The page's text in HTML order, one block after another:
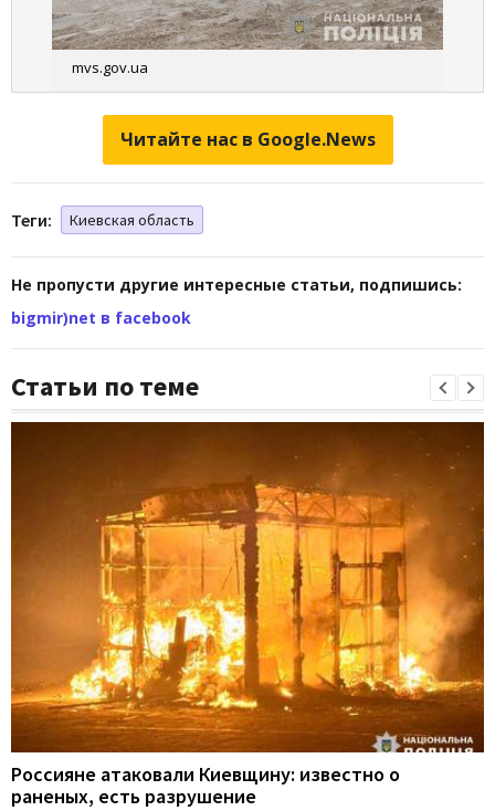
mvs.gov.ua
Читайте нас в Google.News
Теги: Киевская область
Не пропусти другие интересные статьи, подпишись:
bigmir)net в facebook
Статьи по теме
Россияне атаковали Киевщину: известно о
раненых, есть разрушение